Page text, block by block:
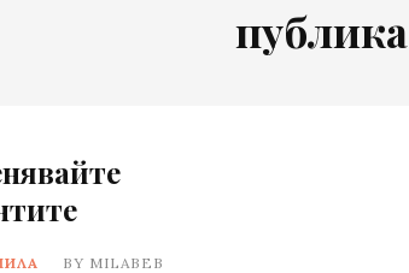
публика
BY MILABEB